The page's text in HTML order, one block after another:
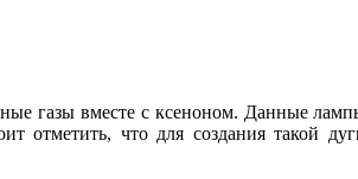
газы вместе с ксеноном. Данные
отметить, что для создания такой